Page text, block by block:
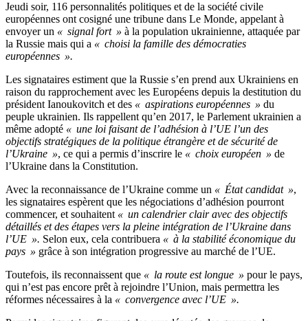
Jeudi soir, 116 personnalités politiques et de la société civile
européennes ont cosigné une tribune dans Le Monde, appelant à
envoyer un « signal fort » à la population ukrainienne, attaquée par
la Russie mais qui a « choisi la famille des démocraties
européennes ».
Les signataires estiment que la Russie s’en prend aux Ukrainiens en
raison du rapprochement avec les Européens depuis la destitution du
président Ianoukovitch et des « aspirations européennes » du
peuple ukrainien. Ils rappellent qu’en 2017, le Parlement ukrainien a
même adopté « une loi faisant de l’adhésion à l’UE l’un des
objectifs stratégiques de la politique étrangère et de sécurité de
l’Ukraine », ce qui a permis d’inscrire le « choix européen » de
l’Ukraine dans la Constitution.
Avec la reconnaissance de l’Ukraine comme un « État candidat »,
les signataires espèrent que les négociations d’adhésion pourront
commencer, et souhaitent « un calendrier clair avec des objectifs
détaillés et des étapes vers la pleine intégration de l’Ukraine dans
l’UE ». Selon eux, cela contribuera « à la stabilité économique du
pays » grâce à son intégration progressive au marché de l’UE.
Toutefois, ils reconnaissent que « la route est longue » pour le pays,
qui n’est pas encore prêt à rejoindre l’Union, mais permettra les
réformes nécessaires à la « convergence avec l’UE ».